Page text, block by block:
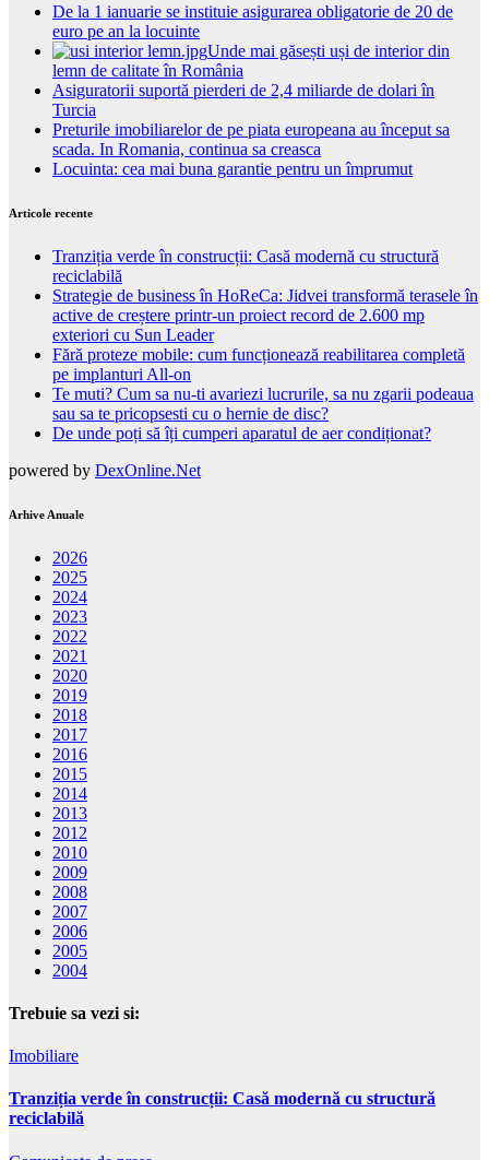
De la 1 ianuarie se instituie asigurarea obligatorie de 20 de
euro pe an la locuinte
Unde mai găsești uși de interior din
lemn de calitate în România
Asiguratorii suportă pierderi de 2,4 miliarde de dolari în
Turcia
Preturile imobiliarelor de pe piata europeana au început sa
scada. In Romania, continua sa creasca
Locuinta: cea mai buna garantie pentru un împrumut
Articole recente
Tranziția verde în construcții: Casă modernă cu structură
reciclabilă
Strategie de business în HoReCa: Jidvei transformă terasele în
active de creștere printr-un proiect record de 2.600 mp
exteriori cu Sun Leader
Fără proteze mobile: cum funcționează reabilitarea completă
pe implanturi All-on
Te muti? Cum sa nu-ti avariezi lucrurile, sa nu zgarii podeaua
sau sa te pricopsesti cu o hernie de disc?
De unde poți să îți cumperi aparatul de aer condiționat?
powered by DexOnline.Net
Arhive Anuale
2026
2025
2024
2023
2022
2021
2020
2019
2018
2017
2016
2015
2014
2013
2012
2010
2009
2008
2007
2006
2005
2004
Trebuie sa vezi si:
Imobiliare
Tranziția verde în construcții: Casă modernă cu structură
reciclabilă